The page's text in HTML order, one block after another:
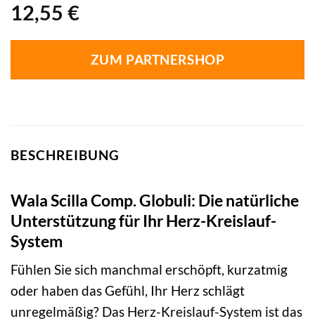
12,55 €
ZUM PARTNERSHOP
BESCHREIBUNG
Wala Scilla Comp. Globuli: Die natürliche
Unterstützung für Ihr Herz-Kreislauf-
System
Fühlen Sie sich manchmal erschöpft, kurzatmig
oder haben das Gefühl, Ihr Herz schlägt
unregelmäßig? Das Herz-Kreislauf-System ist das